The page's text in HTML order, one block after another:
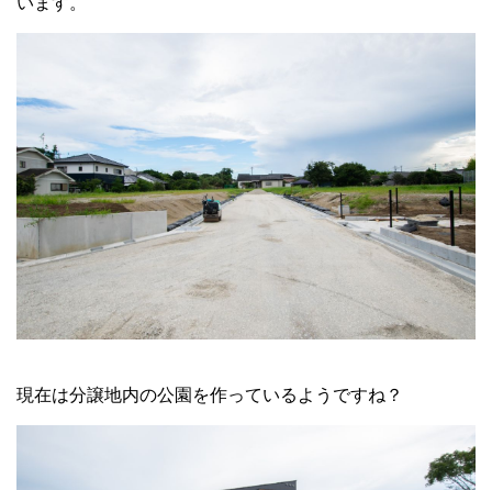
現在は分譲地内の公園を作っているようですね？